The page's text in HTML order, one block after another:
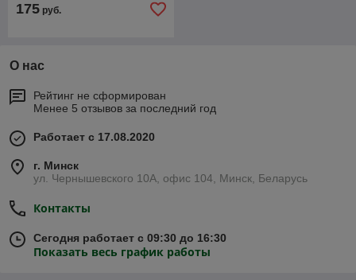
175 руб.
О нас
Рейтинг не сформирован
Менее 5 отзывов за последний год
Работает с 17.08.2020
г. Минск
ул. Чернышевского 10А, офис 104, Минск, Беларусь
Контакты
Сегодня работает с 09:30 до 16:30
Показать весь график работы